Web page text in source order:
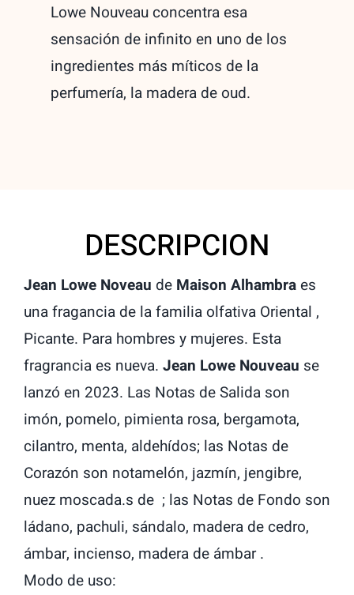
Lowe Nouveau concentra esa
sensación de infinito en uno de los
ingredientes más míticos de la
perfumería, la madera de oud.
DESCRIPCION
Jean Lowe Noveau de Maison Alhambraes
una fragancia de la familia olfativa Oriental ,
Picante. Para hombres y mujeres. Esta
fragrancia es nueva. Jean Lowe Nouveau se
lanzó en 2023. Las Notas de Salida son
imón, pomelo, pimienta rosa, bergamota,
cilantro, menta, aldehídos; las Notas de
Corazón son notamelón, jazmín, jengibre,
nuez moscada.s de ; las Notas de Fondo son
ládano, pachuli, sándalo, madera de cedro,
ámbar, incienso, madera de ámbar .
Modo de uso: